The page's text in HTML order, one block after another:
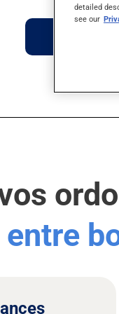
detailed
see our